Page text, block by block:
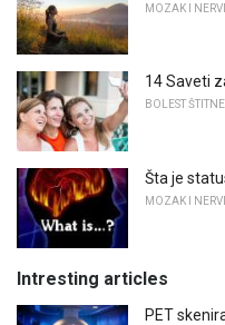
MOZAK I
14 Saveti
BOLEST
Šta je
MOZAK I
Intresting articles
PET